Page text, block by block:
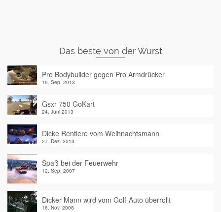
Das beste von der Wurst
Pro Bodybuilder gegen Pro Armdrücker
19. Sep. 2013
Gsxr 750 GoKart
24. Juni 2013
Dicke Rentiere vom Weihnachtsmann
27. Dez. 2013
Spaß bei der Feuerwehr
12. Sep. 2007
Dicker Mann wird vom Golf-Auto überrollt
16. Nov. 2008